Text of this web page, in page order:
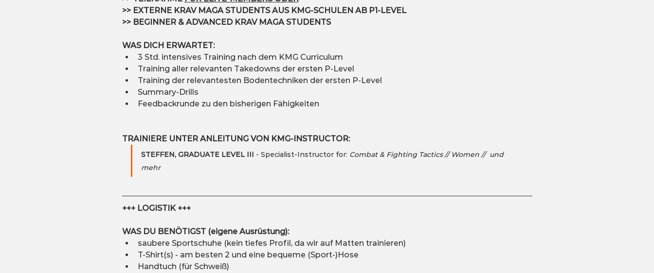
>> EXTERNE KRAV MAGA STUDENTS AUS KMG-SCHULEN AB P1-LEVEL
>> BEGINNER & ADVANCED KRAV MAGA STUDENTS
WAS DICH ERWARTET:
3 Std. intensives Training nach dem KMG Curriculum
Training aller relevanten Takedowns der ersten P-Level
Training der relevantesten Bodentechniken der ersten P-Level
Summary-Drills
Feedbackrunde zu den bisherigen Fähigkeiten
TRAINIERE UNTER ANLEITUNG VON KMG-INSTRUCTOR:
STEFFEN, GRADUATE LEVEL III - Specialist-Instructor for: Combat & Fighting Tactics // Women //  und
mehr
+++ LOGISTIK +++
WAS DU BENÖTIGST (eigene Ausrüstung):
saubere Sportschuhe (kein tiefes Profil, da wir auf Matten trainieren)
T-Shirt(s) - am besten 2 und eine bequeme (Sport-)Hose
Handtuch (für Schweiß)